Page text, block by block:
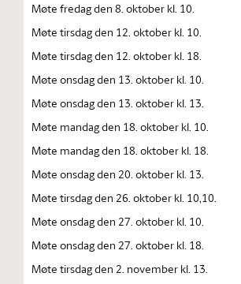
Møte fredag den 8. oktober kl. 10.
Møte tirsdag den 12. oktober kl. 10.
Møte tirsdag den 12. oktober kl. 18.
Møte onsdag den 13. oktober kl. 10.
Møte onsdag den 13. oktober kl. 13.
Møte mandag den 18. oktober kl. 10.
Møte mandag den 18. oktober kl. 18.
Møte onsdag den 20. oktober kl. 13.
Møte tirsdag den 26. oktober kl. 10,10.
Møte onsdag den 27. oktober kl. 10.
Møte onsdag den 27. oktober kl. 18.
Møte tirsdag den 2. november kl. 13.